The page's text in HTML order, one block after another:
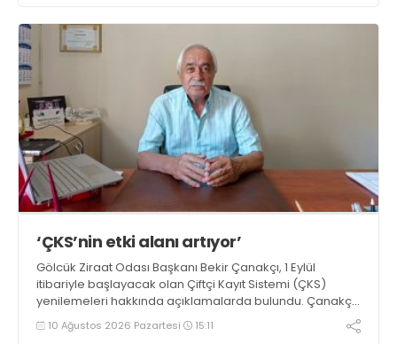
‘ÇKS’nin etki alanı artıyor’
Gölcük Ziraat Odası Başkanı Bekir Çanakçı, 1 Eylül
itibariyle başlayacak olan Çiftçi Kayıt Sistemi (ÇKS)
yenilemeleri hakkında açıklamalarda bulundu. Çanakçı,
“Çiftçi Kayıt Sistemi formatı, yaygınlaşması ve etki alanı
her yıl artarak devam etmektedir” dedi
10 Ağustos 2026 Pazartesi 15:11